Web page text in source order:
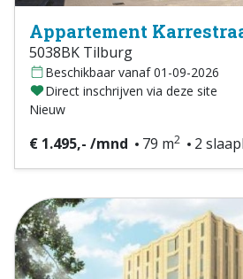
Appartement
5038BK Tilburg
Beschikbaar vanaf 01-09-2026
Direct inschrijven via deze site
Nieuw
€ 1.495,- /mnd 79 m2 2